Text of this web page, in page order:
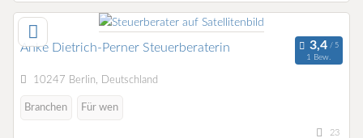
Anke Dietrich-Perner Steuerberaterin
1 Bew.
10247 Berlin, Deutschland
Branchen Für wen
23